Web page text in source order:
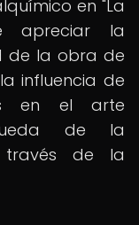
en "La
apreciar la
de la obra de
influencia de
en el arte
de la
través de la